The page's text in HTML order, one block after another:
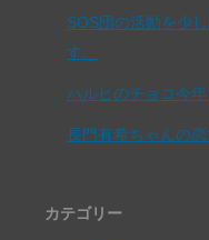
SOS団の活動を少
す。
ハルヒのチョコ今年
長門有希ちゃんの
カテゴリー